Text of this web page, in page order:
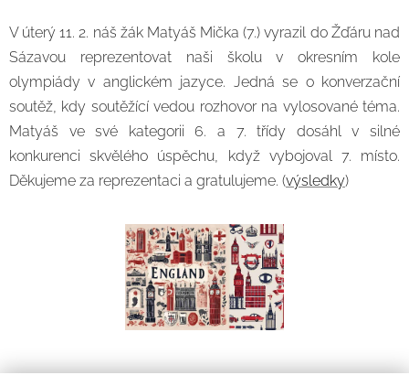
V úterý 11. 2. náš žák Matyáš Mička (7.) vyrazil do Žďáru nad
Sázavou reprezentovat naši školu v okresním kole
olympiády v anglickém jazyce. Jedná se o konverzační
soutěž, kdy soutěžící vedou rozhovor na vylosované téma.
Matyáš ve své kategorii 6. a 7. třídy dosáhl v silné
konkurenci skvělého úspěchu, když vybojoval 7. místo.
Děkujeme za reprezentaci a gratulujeme. (výsledky)